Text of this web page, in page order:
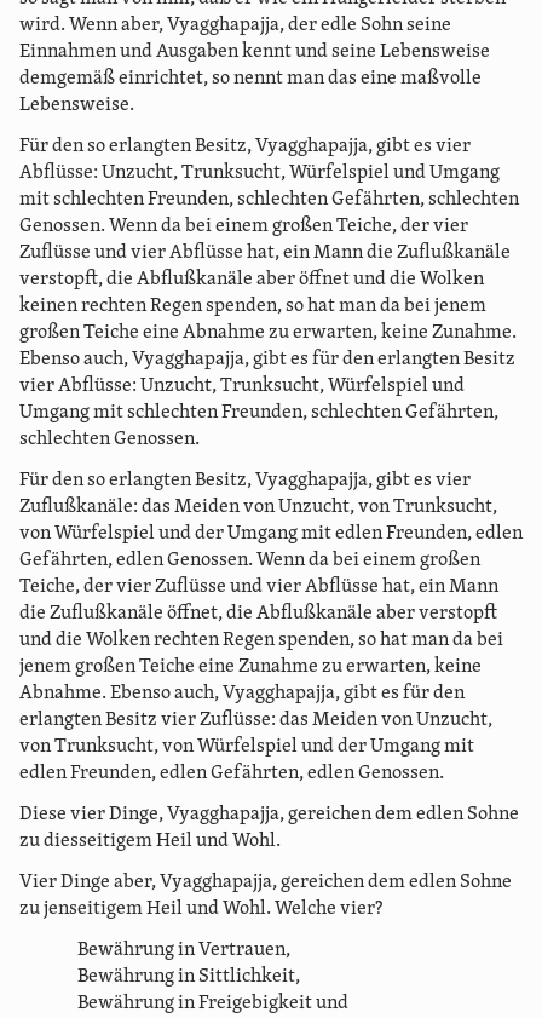
wird. Wenn aber, Vyagghapajja, der edle Sohn seine
Einnahmen und Ausgaben kennt und seine Lebensweise
demgemäß einrichtet, so nennt man das eine maßvolle
Lebensweise.
Für den so erlangten Besitz, Vyagghapajja, gibt es vier
Abflüsse: Unzucht, Trunksucht, Würfelspiel und Umgang
mit schlechten Freunden, schlechten Gefährten, schlechten
Genossen. Wenn da bei einem großen Teiche, der vier
Zuflüsse und vier Abflüsse hat, ein Mann die Zuflußkanäle
verstopft, die Abflußkanäle aber öffnet und die Wolken
keinen rechten Regen spenden, so hat man da bei jenem
großen Teiche eine Abnahme zu erwarten, keine Zunahme.
Ebenso auch, Vyagghapajja, gibt es für den erlangten Besitz
vier Abflüsse: Unzucht, Trunksucht, Würfelspiel und
Umgang mit schlechten Freunden, schlechten Gefährten,
schlechten Genossen.
Für den so erlangten Besitz, Vyagghapajja, gibt es vier
Zuflußkanäle: das Meiden von Unzucht, von Trunksucht,
von Würfelspiel und der Umgang mit edlen Freunden, edlen
Gefährten, edlen Genossen. Wenn da bei einem großen
Teiche, der vier Zuflüsse und vier Abflüsse hat, ein Mann
die Zuflußkanäle öffnet, die Abflußkanäle aber verstopft
und die Wolken rechten Regen spenden, so hat man da bei
jenem großen Teiche eine Zunahme zu erwarten, keine
Abnahme. Ebenso auch, Vyagghapajja, gibt es für den
erlangten Besitz vier Zuflüsse: das Meiden von Unzucht,
von Trunksucht, von Würfelspiel und der Umgang mit
edlen Freunden, edlen Gefährten, edlen Genossen.
Diese vier Dinge, Vyagghapajja, gereichen dem edlen Sohne
zu diesseitigem Heil und Wohl.
Vier Dinge aber, Vyagghapajja, gereichen dem edlen Sohne
zu jenseitigem Heil und Wohl. Welche vier?
Bewährung in Vertrauen,
Bewährung in Sittlichkeit,
Bewährung in Freigebigkeit und